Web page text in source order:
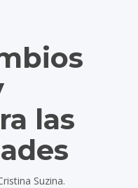
las
Suzina.